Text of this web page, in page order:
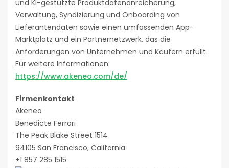
und KI-gestützte Produktdatenanreicherung,
Verwaltung, Syndizierung und Onboarding von
Lieferantendaten sowie einen umfassenden App-
Marktplatz und ein Partnernetzwerk, das die
Anforderungen von Unternehmen und Käufern erfüllt.
Für weitere Informationen:
https://www.akeneo.com/de/
Firmenkontakt
Akeneo
Benedicte Ferrari
The Peak Blake Street 1514
94105 San Francisco, California
+1 857 285 1515